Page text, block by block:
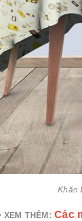
Khăn
XEM THÊM:Các